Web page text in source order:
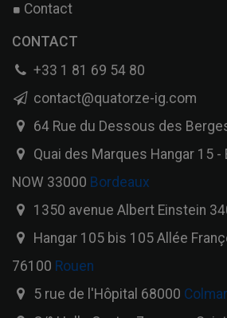
Contact
CONTACT
+33 1 81 69 54 80
contact@quatorze-ig.com
64 Rue du Dessous des
Quai des Marques Hangar 15
NOW 33000 Bordeaux
1350 avenue Albert Einstein
Hangar 105 bis 105 Allée
76100 Rouen
5 rue de l'Hôpital 68000 Colmar